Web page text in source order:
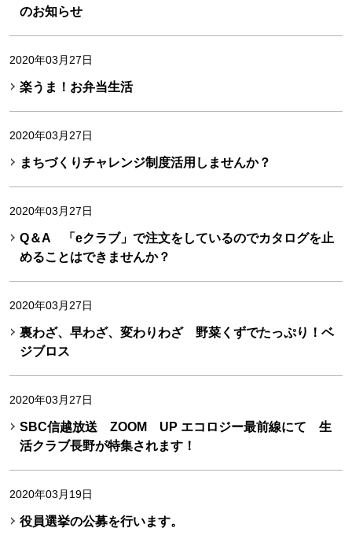
のお知らせ
2020年03月27日
楽うま！お弁当生活
2020年03月27日
まちづくりチャレンジ制度活用しませんか？
2020年03月27日
Q＆A 「eクラブ」で注文をしているのでカタログを止
めることはできませんか？
2020年03月27日
裏わざ、早わざ、変わりわざ 野菜くずでたっぷり！ベ
ジブロス
2020年03月27日
SBC信越放送 ZOOM UP エコロジー最前線にて 生
活クラブ長野が特集されます！
2020年03月19日
役員選挙の公募を行います。